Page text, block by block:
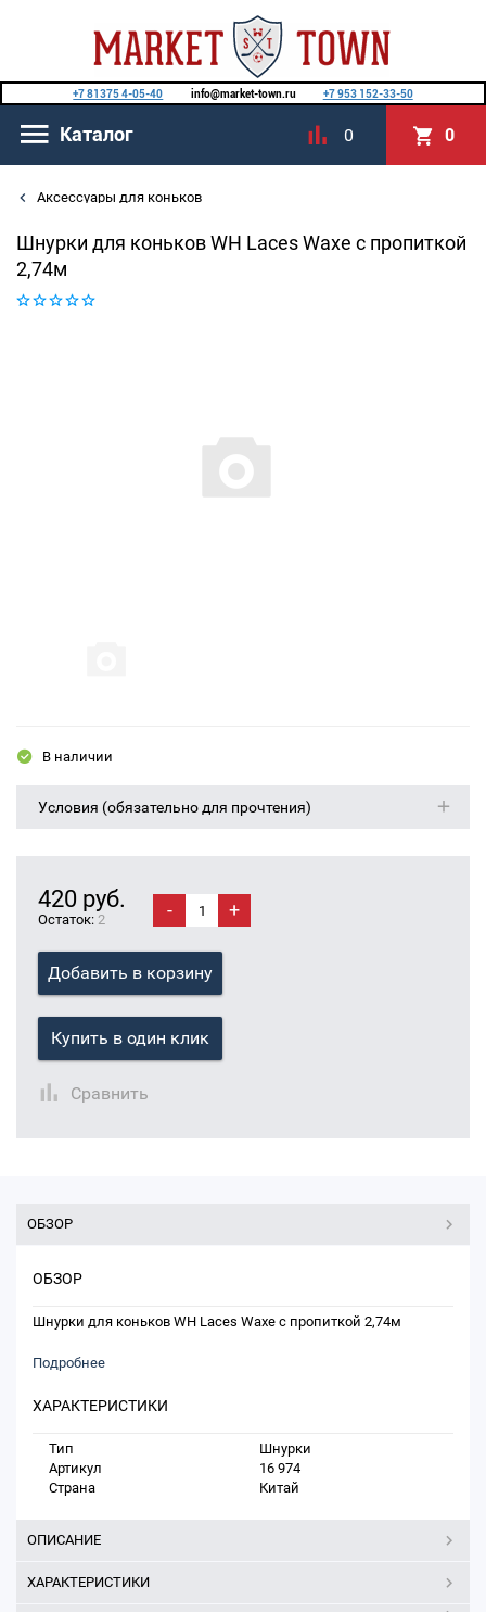
+7 81375 4-05-40 info@market-town.ru +7 953 152-33-50
Каталог 0 0
Аксессуары для коньков
Шнурки для коньков WH Laces Waxe с пропиткой
2,74м
В наличии
Условия (обязательно для прочтения)
420 руб.
Остаток: 2 - +
Добавить в корзину
Купить в один клик
Сравнить
ОБЗОР
ОБЗОР
Шнурки для коньков WH Laces Waxe с пропиткой 2,74м
Подробнее
ХАРАКТЕРИСТИКИ
Тип
Шнурки
Артикул
16 974
Страна
Китай
ОПИСАНИЕ
ХАРАКТЕРИСТИКИ